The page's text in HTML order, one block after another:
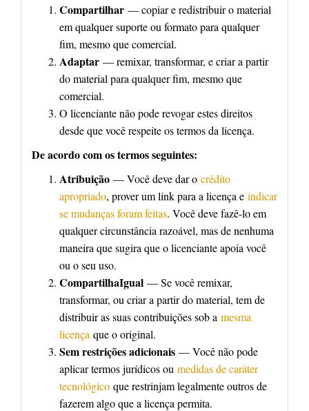
Compartilhar — copiar e redistribuir o material
em qualquer suporte ou formato para qualquer
fim, mesmo que comercial.
Adaptar — remixar, transformar, e criar a partir
do material para qualquer fim, mesmo que
comercial.
O licenciante não pode revogar estes direitos
desde que você respeite os termos da licença.
De acordo com os termos seguintes:
Atribuição — Você deve dar o crédito
apropriado, prover um link para a licença e indicar
se mudanças foram feitas. Você deve fazê-lo em
qualquer circunstância razoável, mas de nenhuma
maneira que sugira que o licenciante apoia você
ou o seu uso.
CompartilhaIgual — Se você remixar,
transformar, ou criar a partir do material, tem de
distribuir as suas contribuições sob a mesma
licença que o original.
Sem restrições adicionais — Você não pode
aplicar termos jurídicos ou medidas de caráter
tecnológico que restrinjam legalmente outros de
fazerem algo que a licença permita.